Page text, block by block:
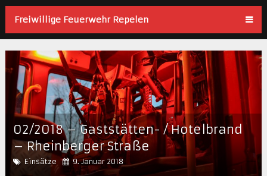
Freiwillige Feuerwehr Repelen
02/2018 – Gaststätten- / Hotelbrand
– Rheinberger Straße
Einsätze 9. Januar 2018